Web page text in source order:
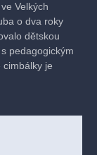
Velkých
o dva roky
dětskou
pedagogickým
je
osamostatnění